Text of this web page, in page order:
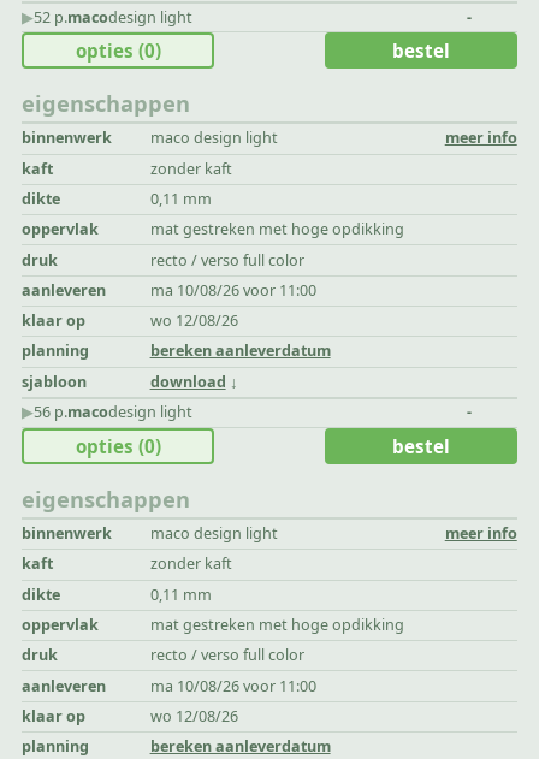
▶︎52 p.macodesign light -
eigenschappen
binnenwerk maco design light
meer info
kaft
zonder kaft
dikte
0,11 mm
oppervlak
mat gestreken met hoge opdikking
druk
recto / verso full color
aanleveren
ma 10/08/26 voor 11:00
klaar op
wo 12/08/26
planning
bereken aanleverdatum
sjabloon
download
opties (0) bestel
▶︎56 p.macodesign light -
eigenschappen
binnenwerk maco design light
meer info
kaft
zonder kaft
dikte
0,11 mm
oppervlak
mat gestreken met hoge opdikking
druk
recto / verso full color
aanleveren
ma 10/08/26 voor 11:00
klaar op
wo 12/08/26
planning
bereken aanleverdatum
opties (0) bestel